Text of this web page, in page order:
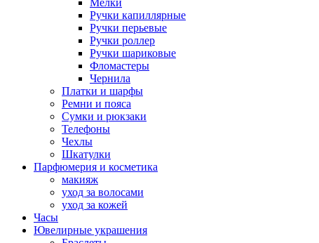
Ручки капиллярные
Ручки перьевые
Ручки роллер
Ручки шариковые
Фломастеры
Чернила
Платки и шарфы
Ремни и пояса
Сумки и рюкзаки
Телефоны
Чехлы
Шкатулки
Парфюмерия и косметика
макияж
уход за волосами
уход за кожей
Часы
Ювелирные украшения